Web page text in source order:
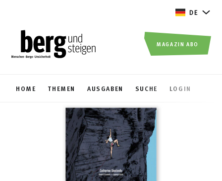
DE
HOME THEMEN AUSGABEN SUCHE LOGIN
MAGAZIN ABO